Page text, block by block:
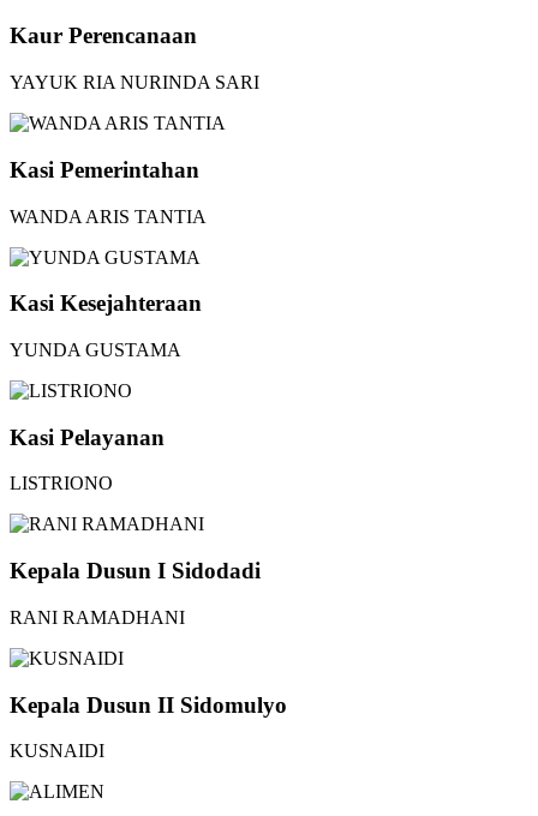
Kaur Perencanaan
YAYUK RIA NURINDA SARI
Kasi Pemerintahan
WANDA ARIS TANTIA
Kasi Kesejahteraan
YUNDA GUSTAMA
Kasi Pelayanan
LISTRIONO
Kepala Dusun I Sidodadi
RANI RAMADHANI
Kepala Dusun II Sidomulyo
KUSNAIDI